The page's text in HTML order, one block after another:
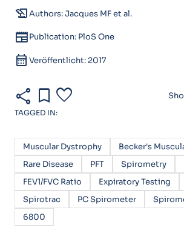
history_eduAuthors: Jacques MF et al.
newspaperPublication: PloS One
calendar_month Veröffentlicht: 2017
share bookmark favorite
TAGGED IN:
Muscular Dystrophy
Becker's
Rare Disease
PFT Spirometry
FEV1/FVC Ratio
Expiratory Testing
Spirotrac
PC Spirometer
6800